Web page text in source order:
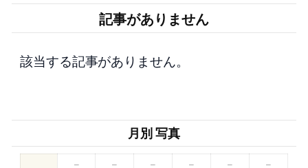
記事がありません
該当する記事がありません。
月別 写真
– – – – –
–